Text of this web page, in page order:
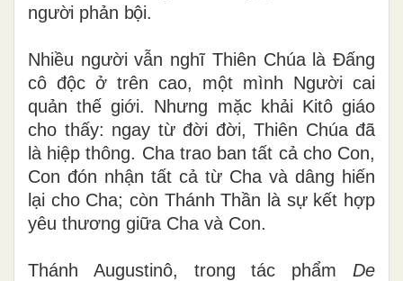
người phản bội.
Nhiều người vẫn nghĩ Thiên Chúa là Đấng
cô độc ở trên cao, một mình Người cai
quản thế giới. Nhưng mặc khải Kitô giáo
cho thấy: ngay từ đời đời, Thiên Chúa đã
là hiệp thông. Cha trao ban tất cả cho Con,
Con đón nhận tất cả từ Cha và dâng hiến
lại cho Cha; còn Thánh Thần là sự kết hợp
yêu thương giữa Cha và Con.
Thánh Augustinô, trong tác phẩm De